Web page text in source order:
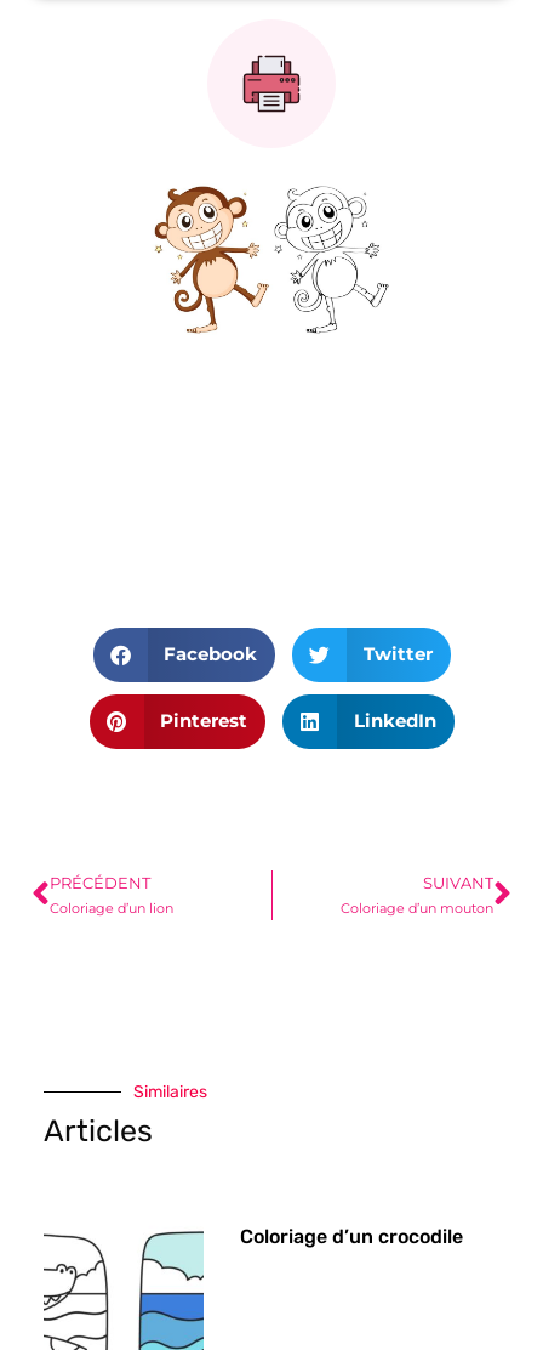
Facebook Twitter
Pinterest LinkedIn
PRÉCÉDENT
Coloriage d’un lion
SUIVANT
Coloriage d’un mouton
Similaires
Articles
Coloriage d’un crocodile